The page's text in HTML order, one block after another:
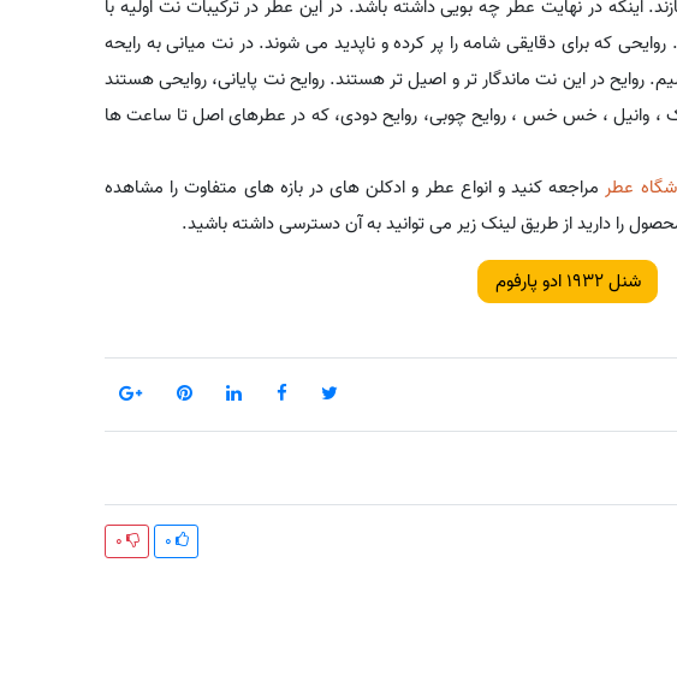
اینکه در نهایت عطر چه بویی داشته باشد. در این عطر در ترکیبات نت اولیه با
که برای دقایقی شامه را پر کرده و ناپدید می شوند. در نت میانی به رایحه
روایح در این نت ماندگار تر و اصیل تر هستند. روایح نت پایانی، روایحی هستند
، وانیل ، خس خس ، روایح چوبی، روایح دودی، که در عطرهای اصل تا ساعت ها
عطر مراجعه کنید و انواع عطر و ادکلن های در بازه های متفاوت را مشاهده
را دارید از طریق لینک زیر می توانید به آن دسترسی داشته باشید.
شنل 1932 ادو پارفوم